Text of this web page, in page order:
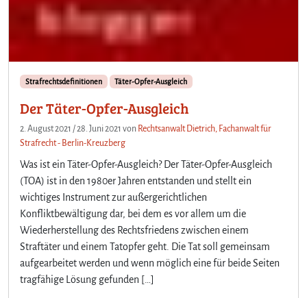
Strafrechtsdefinitionen Täter-Opfer-Ausgleich
Der Täter-Opfer-Ausgleich
2. August 2021 /28. Juni 2021 von Rechtsanwalt Dietrich, Fachanwalt für
Strafrecht - Berlin-Kreuzberg
Was ist ein Täter-Opfer-Ausgleich? Der Täter-Opfer-Ausgleich
(TOA) ist in den 1980er Jahren entstanden und stellt ein
wichtiges Instrument zur außergerichtlichen
Konfliktbewältigung dar, bei dem es vor allem um die
Wiederherstellung des Rechtsfriedens zwischen einem
Straftäter und einem Tatopfer geht. Die Tat soll gemeinsam
aufgearbeitet werden und wenn möglich eine für beide Seiten
tragfähige Lösung gefunden […]